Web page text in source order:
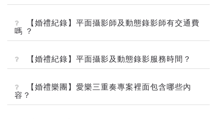
【婚禮紀錄】平面攝影師及動態錄影師有交通費
嗎 ？
【婚禮紀錄】平面攝影及動態錄影服務時間？
【婚禮樂團】愛樂三重奏專案裡面包含哪些內
容？